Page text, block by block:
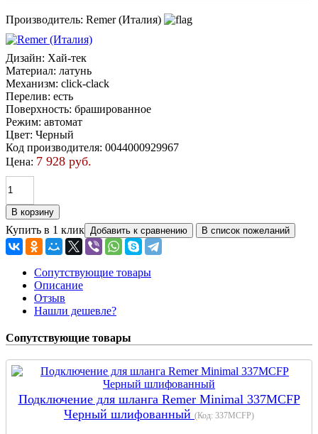
Производитель: Remer (Италия)
Дизайн: Хай-тек
Материал: латунь
Механизм: click-clack
Перелив: есть
Поверхность: брашированное
Режим: автомат
Цвет: Черный
Код производителя: 0044000929967
Цена: 7 928 руб.
Купить в 1 клик
Сопутствующие товары
Описание
Отзыв
Нашли дешевле?
Сопутствующие товары
Подключение для шланга Remer Minimal 337MCFP
Черный шлифованный (Код: 337MCFP)